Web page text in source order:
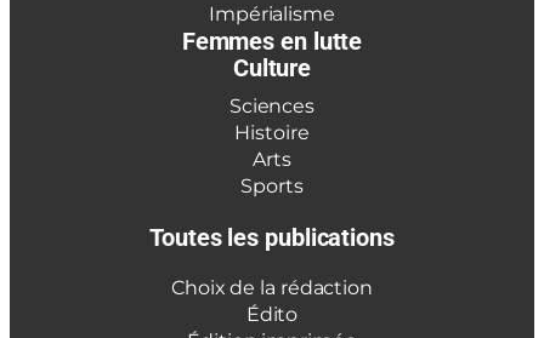
Impérialisme
Femmes en lutte
Culture
Sciences
Histoire
Arts
Sports
Toutes les publications
Choix de la rédaction
Édito